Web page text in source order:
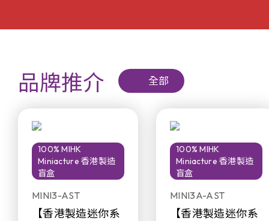
品牌推介 全部
100% MIHK
Miniacture 香港製造
盲盒
MINI3-AST
【香港製造迷你系
100% MIHK
Miniacture 香港製造
盲盒
MINI3A-AST
【香港製造迷你系